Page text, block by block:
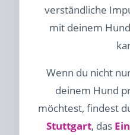
verständliche
mit deinem
Wenn du nicht
deinem Hund
möchtest, findest
Stuttgart, das